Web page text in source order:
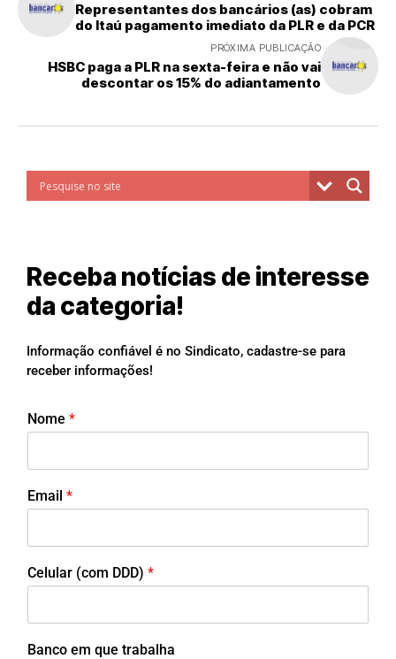
Representantes dos bancários (as) cobram
do Itaú pagamento imediato da PLR e da PCR
PRÓXIMA PUBLICAÇÃO
HSBC paga a PLR na sexta-feira e não vai
descontar os 15% do adiantamento
Receba notícias de interesse
da categoria!
Informação confiável é no Sindicato, cadastre-se para
receber informações!
Nome *
Email *
Celular (com DDD) *
Banco em que trabalha